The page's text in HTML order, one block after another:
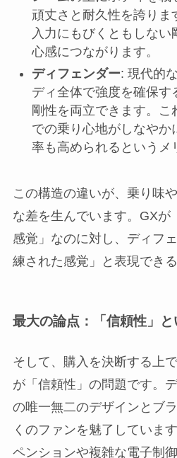
頑丈さと耐久性を誇りま
入力にもびくともしない
心感につながります。
ディフェンダー: 現代的な
ディ全体で強度を確保す
剛性を両立できます。こ
での乗り心地がしなやか
率も高められるというメ
この構造の違いが、乗り味
な差を生んでいます。GXが
感覚」なのに対し、ディフ
練された感覚」と表現でき
最大の論点：「信頼性」
そして、購入を決断する上
が「信頼性」の問題です。
の唯一無二のデザインとブ
くのファンを魅了していま
ペンションや複雑な電子制